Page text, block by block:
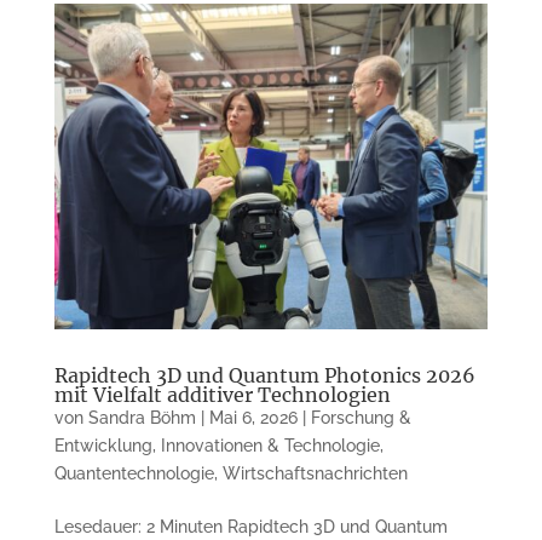
Rapidtech 3D und Quantum Photonics 2026
mit Vielfalt additiver Technologien
von Sandra Böhm Mai 6, 2026|
Forschung &
Entwicklung, Innovationen & Technologie,
Quantentechnologie, Wirtschaftsnachrichten
Lesedauer: 2 Minuten Rapidtech 3D und Quantum